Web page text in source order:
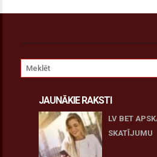
JAUNĀKIE RAKSTI
LV BET
SKATĪJUMU